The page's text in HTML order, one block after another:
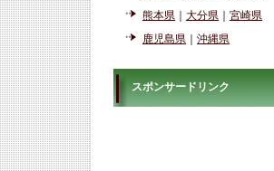
熊本県
大分県
宮崎県
鹿児島県
沖縄県
スポンサードリンク